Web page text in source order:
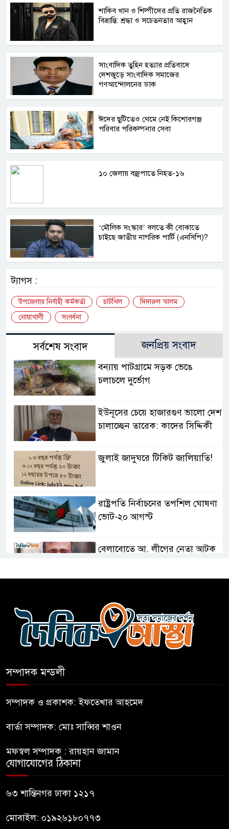
শাকিব খান ও শিল্পীদের প্রতি রাজনৈতিক
বিভ্রান্তি: শ্রদ্ধা ও সচেতনতার আহ্বান
সাংবাদিক তুহিন হত্যার প্রতিবাদে
দেশজুড়ে সাংবাদিক সমাজের
গণআন্দোলনের ডাক
ঈদের ছুটিতেও থেমে নেই কিশোরগঞ্জ
পরিবার পরিকল্পনার সেবা
১০ জেলায় বজ্রপাতে নিহত-১৬
‘মৌলিক সংস্কার’ বলতে কী বোঝাতে
চাইছে জাতীয় নাগরিক পার্টি (এনসিপি)?
ট্যাগস :
উপজেলার নির্বাহী কর্মকর্তা চাটখিল
দিদারুল আলম
নোয়াখালী
সংবর্ধনা
সর্বশেষ সংবাদ জনপ্রিয় সংবাদ
বন্যায় পাটগ্রামে সড়ক ভেঙে
চলাচলে দুর্ভোগ
ইউনূসের চেয়ে হাজারগুণ ভালো দেশ
চালাচ্ছেন তারেক: কাদের সিদ্দিকী
জুলাই জাদুঘরে টিকিট জালিয়াতি!
রাষ্ট্রপতি নির্বাচনের তপশিল ঘোষণা
ভোট-২০ আগস্ট
বেলাবোতে আ. লীগের নেতা আটক
ছাড়লেন ১১ দলের নেতারা
এআই বক্তব্য দিয়েছে শেখ হাসিনা
ঐক্যের পদযাত্রা আটকে দিলো
সুযোগ দেওয়ায় ঢাকার ক্ষোভ
সম্পাদক মন্ডলী
সম্পাদক ও প্রকাশক: ইফতেখার আহমেদ
বার্তা সম্পাদক: মোঃ সাব্বির শাওন
মফস্বল সম্পাদক : রায়হান জামান
যোগাযোগের ঠিকানা
৬৩ শান্তিনগর ঢাকা ১২১৭
মোবাইল: ০১৯২৬১৮০৭৭৩